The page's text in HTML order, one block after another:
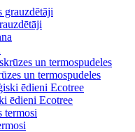
un termospudeles
ēdieni Ecotree